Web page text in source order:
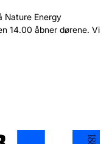
Nature Energy
14.00 åbner dørene. Vi